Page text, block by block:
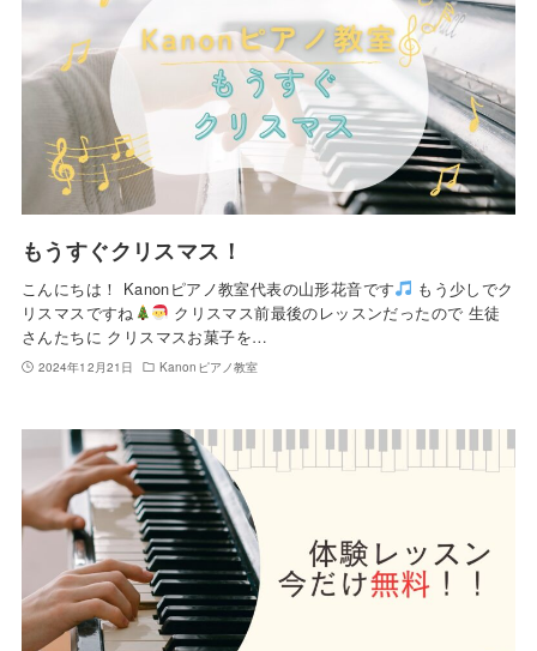
もうすぐクリスマス！
こんにちは！ Kanonピアノ教室代表の山形花音です
もう少しでク
リスマスですね
クリスマス前最後のレッスンだったので 生徒
さんたちに クリスマスお菓子を…
2024年12月21日 Kanonピアノ教室